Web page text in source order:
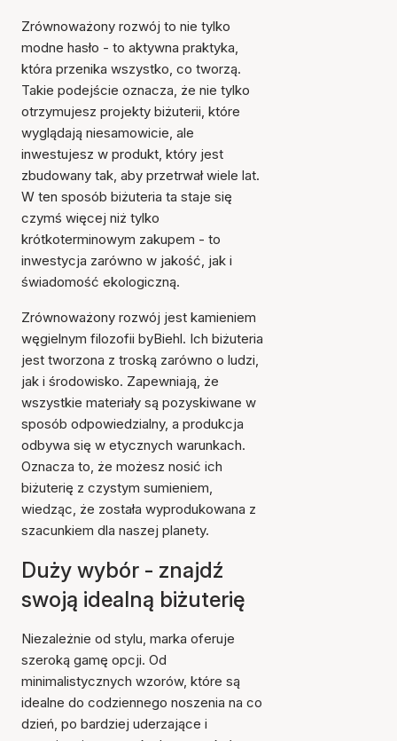
Zrównoważony rozwój to nie tylko
modne hasło - to aktywna praktyka,
która przenika wszystko, co tworzą.
Takie podejście oznacza, że nie tylko
otrzymujesz projekty biżuterii, które
wyglądają niesamowicie, ale
inwestujesz w produkt, który jest
zbudowany tak, aby przetrwał wiele lat.
W ten sposób biżuteria ta staje się
czymś więcej niż tylko
krótkoterminowym zakupem - to
inwestycja zarówno w jakość, jak i
świadomość ekologiczną.
Zrównoważony rozwój jest kamieniem
węgielnym filozofii byBiehl. Ich biżuteria
jest tworzona z troską zarówno o ludzi,
jak i środowisko. Zapewniają, że
wszystkie materiały są pozyskiwane w
sposób odpowiedzialny, a produkcja
odbywa się w etycznych warunkach.
Oznacza to, że możesz nosić ich
biżuterię z czystym sumieniem,
wiedząc, że została wyprodukowana z
szacunkiem dla naszej planety.
Duży wybór - znajdź
swoją idealną biżuterię
Niezależnie od stylu, marka oferuje
szeroką gamę opcji. Od
minimalistycznych wzorów, które są
idealne do codziennego noszenia na co
dzień, po bardziej uderzające i